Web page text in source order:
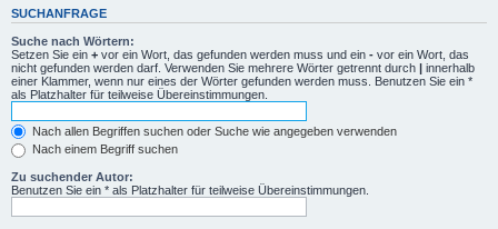
SUCHANFRAGE
Suche nach Wörtern:
Setzen Sie ein + vor ein Wort, das gefunden werden muss und ein - vor ein Wort, das
nicht gefunden werden darf. Verwenden Sie mehrere Wörter getrennt durch | innerhalb
einer Klammer, wenn nur eines der Wörter gefunden werden muss. Benutzen Sie ein *
als Platzhalter für teilweise Übereinstimmungen.
Nach allen Begriffen suchen oder Suche wie angegeben verwenden
Nach einem Begriff suchen
Zu suchender Autor:
Benutzen Sie ein * als Platzhalter für teilweise Übereinstimmungen.